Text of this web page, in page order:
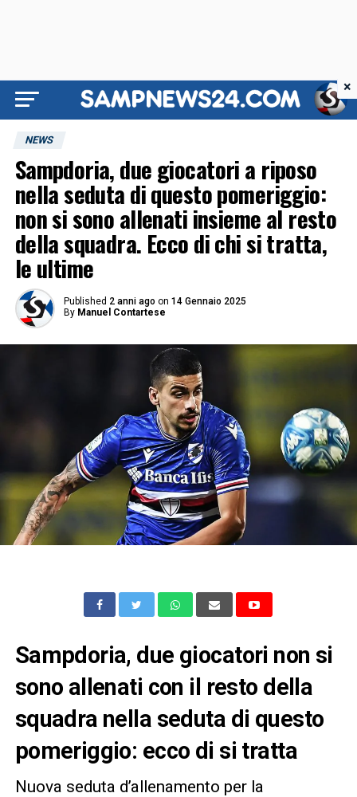
NEWS
Sampdoria, due giocatori a riposo
nella seduta di questo pomeriggio:
non si sono allenati insieme al resto
della squadra. Ecco di chi si tratta,
le ultime
Published 2 anni ago on 14 Gennaio 2025
By Manuel Contartese
Sampdoria, due giocatori non si
sono allenati con il resto della
squadra nella seduta di questo
pomeriggio: ecco di si tratta
Nuova seduta d’allenamento per la
×